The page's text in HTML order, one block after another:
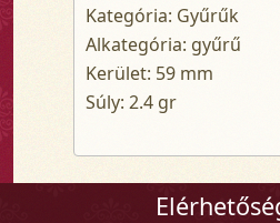
Kategória: Gyűrűk
Alkategória: gyűrű
Kerület: 59 mm
Súly: 2.4 gr